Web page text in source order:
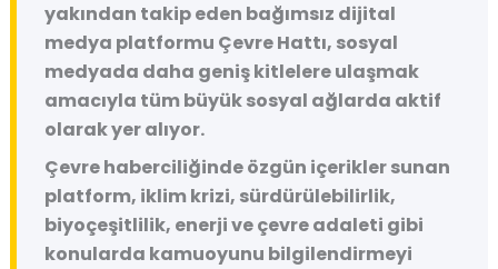
yakından takip eden bağımsız dijital
medya platformu Çevre Hattı, sosyal
medyada daha geniş kitlelere ulaşmak
amacıyla tüm büyük sosyal ağlarda aktif
olarak yer alıyor.
Çevre haberciliğinde özgün içerikler sunan
platform, iklim krizi, sürdürülebilirlik,
biyoçeşitlilik, enerji ve çevre adaleti gibi
konularda kamuoyunu bilgilendirmeyi